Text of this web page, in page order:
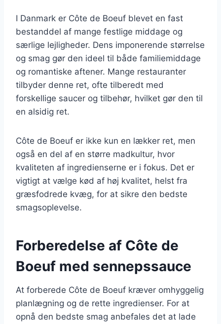
I Danmark er Côte de Boeuf blevet en fast
bestanddel af mange festlige middage og
særlige lejligheder. Dens imponerende størrelse
og smag gør den ideel til både familiemiddage
og romantiske aftener. Mange restauranter
tilbyder denne ret, ofte tilberedt med
forskellige saucer og tilbehør, hvilket gør den til
en alsidig ret.
Côte de Boeuf er ikke kun en lækker ret, men
også en del af en større madkultur, hvor
kvaliteten af ingredienserne er i fokus. Det er
vigtigt at vælge kød af høj kvalitet, helst fra
græsfodrede kvæg, for at sikre den bedste
smagsoplevelse.
Forberedelse af Côte de
Boeuf med sennepssauce
At forberede Côte de Boeuf kræver omhyggelig
planlægning og de rette ingredienser. For at
opnå den bedste smag anbefales det at lade